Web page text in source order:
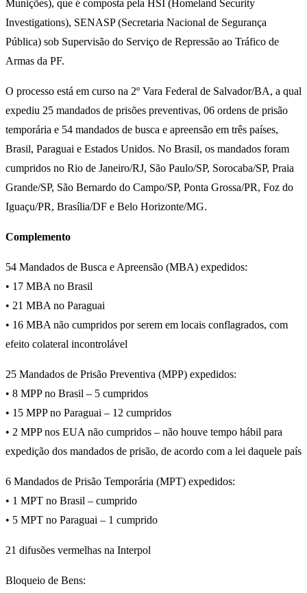
Munições), que é composta pela HSI (Homeland Security
Investigations), SENASP (Secretaria Nacional de Segurança
Pública) sob Supervisão do Serviço de Repressão ao Tráfico de
Armas da PF.
O processo está em curso na 2º Vara Federal de Salvador/BA, a qual
expediu 25 mandados de prisões preventivas, 06 ordens de prisão
temporária e 54 mandados de busca e apreensão em três países,
Brasil, Paraguai e Estados Unidos. No Brasil, os mandados foram
cumpridos no Rio de Janeiro/RJ, São Paulo/SP, Sorocaba/SP, Praia
Grande/SP, São Bernardo do Campo/SP, Ponta Grossa/PR, Foz do
Iguaçu/PR, Brasília/DF e Belo Horizonte/MG.
Complemento
54 Mandados de Busca e Apreensão (MBA) expedidos:
• 17 MBA no Brasil
• 21 MBA no Paraguai
• 16 MBA não cumpridos por serem em locais conflagrados, com
efeito colateral incontrolável
25 Mandados de Prisão Preventiva (MPP) expedidos:
• 8 MPP no Brasil – 5 cumpridos
• 15 MPP no Paraguai – 12 cumpridos
• 2 MPP nos EUA não cumpridos – não houve tempo hábil para
expedição dos mandados de prisão, de acordo com a lei daquele país
6 Mandados de Prisão Temporária (MPT) expedidos:
• 1 MPT no Brasil – cumprido
• 5 MPT no Paraguai – 1 cumprido
21 difusões vermelhas na Interpol
Bloqueio de Bens: